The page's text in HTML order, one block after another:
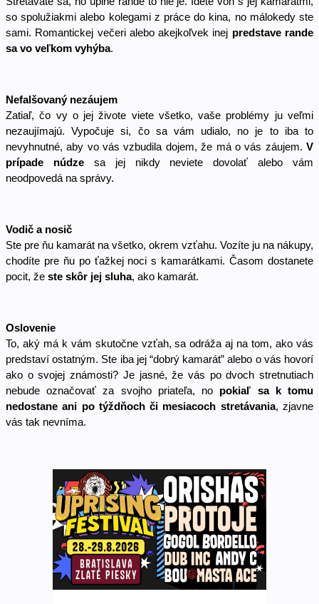
so spolužiakmi alebo kolegami z práce do kina, no málokedy ste
sami. Romantickej večeri alebo akejkoľvek inej predstave rande
sa vo veľkom vyhýba.
Nefalšovaný nezáujem
Zatiaľ, čo vy o jej živote viete všetko, vaše problémy ju veľmi
nezaujímajú. Vypočuje si, čo sa vám udialo, no je to iba to
nevyhnutné, aby vo vás vzbudila dojem, že má o vás záujem. V
prípade núdze sa jej nikdy neviete dovolať alebo vám
neodpovedá na správy.
Vodič a nosič
Ste pre ňu kamarát na všetko, okrem vzťahu. Vozíte ju na nákupy,
chodíte pre ňu po ťažkej noci s kamarátkami. Časom dostanete
pocit, že ste skôr jej sluha, ako kamarát.
Oslovenie
To, aký má k vám skutočne vzťah, sa odráža aj na tom, ako vás
predstaví ostatným. Ste iba jej “dobrý kamarát” alebo o vás hovorí
ako o svojej známosti? Je jasné, že vás po dvoch stretnutiach
nebude označovať za svojho priateľa, no pokiaľ sa k tomu
nedostane ani po týždňoch či mesiacoch stretávania, zjavne
vás tak nevníma.